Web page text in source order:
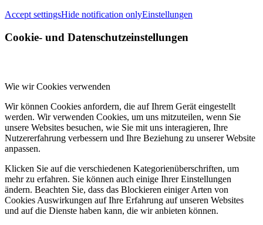
Accept settingsHide notification onlyEinstellungen
Cookie- und Datenschutzeinstellungen
Wie wir Cookies verwenden
Wir können Cookies anfordern, die auf Ihrem Gerät eingestellt
werden. Wir verwenden Cookies, um uns mitzuteilen, wenn Sie
unsere Websites besuchen, wie Sie mit uns interagieren, Ihre
Nutzererfahrung verbessern und Ihre Beziehung zu unserer Website
anpassen.
Klicken Sie auf die verschiedenen Kategorienüberschriften, um
mehr zu erfahren. Sie können auch einige Ihrer Einstellungen
ändern. Beachten Sie, dass das Blockieren einiger Arten von
Cookies Auswirkungen auf Ihre Erfahrung auf unseren Websites
und auf die Dienste haben kann, die wir anbieten können.